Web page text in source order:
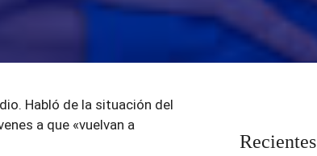
Habló de la situación del
a que «vuelvan a
Recientes